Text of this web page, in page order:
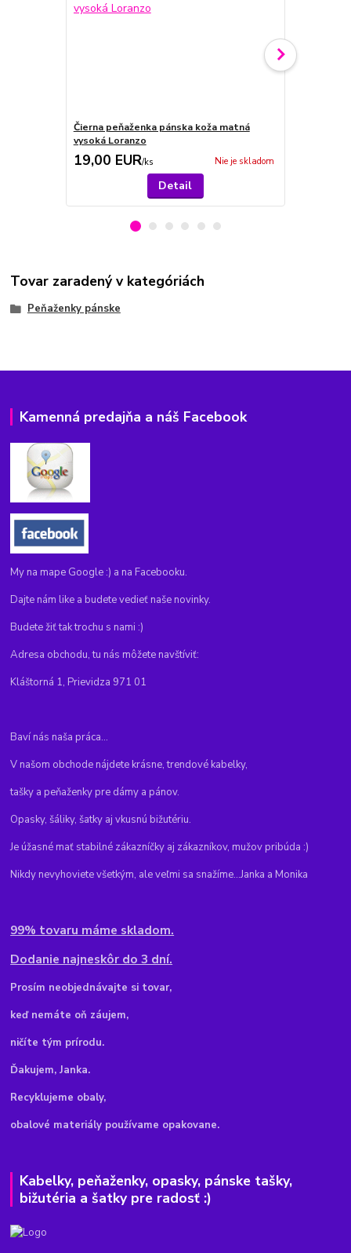
Čierna peňaženka pánska koža matná
vysoká Loranzo
19,00 EUR/ks Nie je skladom
Detail
Tovar zaradený v kategóriách
Peňaženky pánske
Kamenná predajňa a náš Facebook
My na mape Google :) a na Facebooku.
Dajte nám like a budete vedieť naše novinky.
Budete žiť tak trochu s nami :)
Adresa obchodu, tu nás môžete navštíviť:
Kláštorná 1, Prievidza 971 01
Baví nás naša práca...
V našom obchode nájdete krásne, trendové kabelky,
tašky a peňaženky pre dámy a pánov.
Opasky, šáliky, šatky aj vkusnú bižutériu.
Je úžasné mať stabilné zákazníčky aj zákazníkov, mužov pribúda :)
Nikdy nevyhoviete všetkým, ale veľmi sa snažíme...Janka a Monika
99% tovaru máme skladom.
Dodanie najneskôr do 3 dní.
Prosím neobjednávajte si tovar,
keď nemáte oň záujem,
ničíte tým prírodu.
Ďakujem, Janka.
Recyklujeme obaly,
obalové materiály používame opakovane.
Kabelky, peňaženky, opasky, pánske tašky,
bižutéria a šatky pre radosť :)